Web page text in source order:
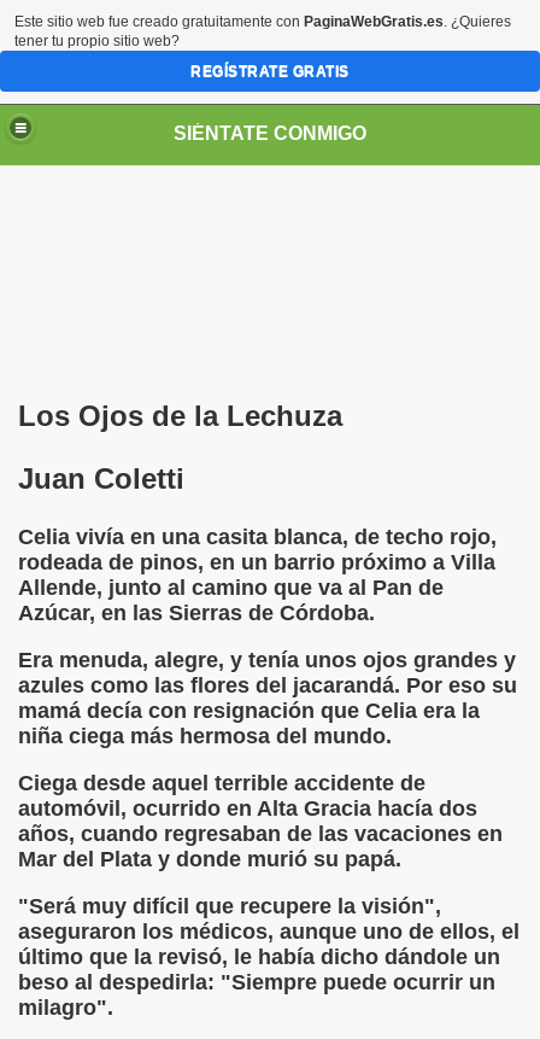
SIÉNTATE CONMIGO
Los Ojos de la Lechuza
Juan Coletti
Celia vivía en una casita blanca, de techo rojo,
rodeada de pinos, en un barrio próximo a Villa
Allende, junto al camino que va al Pan de
Azúcar, en las Sierras de Córdoba.
Era menuda, alegre, y tenía unos ojos grandes y
azules como las flores del jacarandá. Por eso su
mamá decía con resignación que Celia era la
niña ciega más hermosa del mundo.
Ciega desde aquel terrible accidente de
automóvil, ocurrido en Alta Gracia hacía dos
años, cuando regresaban de las vacaciones en
Mar del Plata y donde murió su papá.
"Será muy difícil que recupere la visión",
aseguraron los médicos, aunque uno de ellos, el
último que la revisó, le había dicho dándole un
beso al despedirla: "Siempre puede ocurrir un
milagro".
(Pedro Zurita)
(grup d'Afiliats CRE ONCE Barcelona, Català y
Visual (Pedro Zurita)
los Ciegos (Pablo Madrid Herruzo)
León (Juan José Miñana)
a Charles Barbier (Pablo Madrid Herruzo)
(Pedro Zurita)
Sus Precios (Pedro Zurita)
de l'Adolescència en Nois-es Cecs i Deficients
a Desarrollar CRE Joan Amades ONCE, 1990 (Miquel
en Peligro de Extinción (Eutiquio Cabrerizo)
Este sitio web fue creado gratuitamente con PaginaWebGratis.es. ¿Quieres
tener tu propio sitio web?
REGÍSTRATE GRATIS